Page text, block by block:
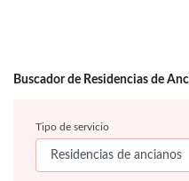
Buscador de Residencias de
Tipo de servicio